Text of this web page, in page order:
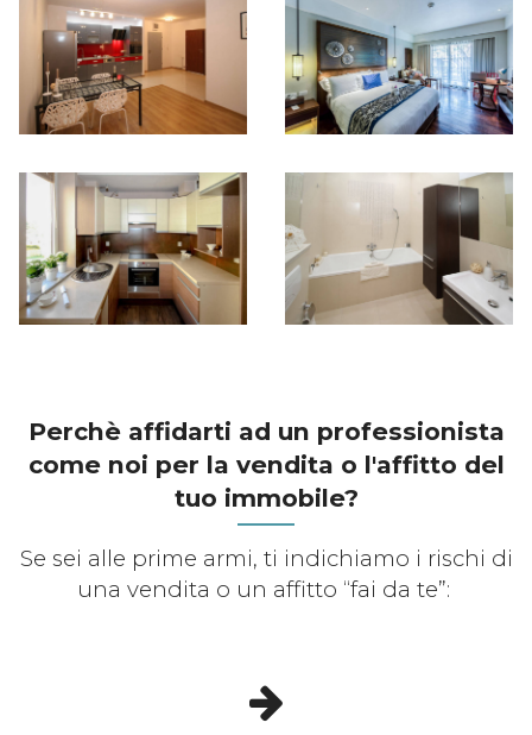
Perchè affidarti ad un professionista
come noi per la vendita o l'affitto del
tuo immobile?
Se sei alle prime armi, ti indichiamo i rischi di
una vendita o un affitto “fai da te”: